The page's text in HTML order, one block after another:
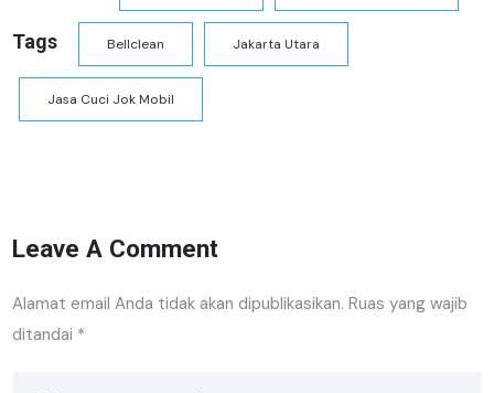
Tags Bellclean Jakarta Utara
Jasa Cuci Jok Mobil
Leave A Comment
Alamat email Anda tidak akan dipublikasikan. Ruas yang wajib
ditandai *